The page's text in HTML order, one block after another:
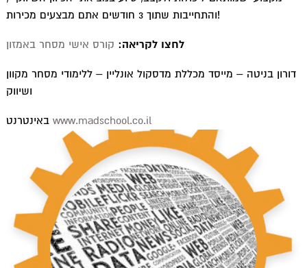
והתחייבות שתוך 3 חודשים אתם מבצעים מכירות!
לחצו לקריאה: קורס אישי מסחר באמזון
דורון בניטה – מייסד מכללת מדסקול אונליין – ללימודי מסחר מקוון
ושיווק
באינטרנט www.madschool.co.il